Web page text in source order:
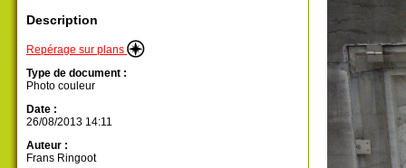
Description
Repérage sur plans
Type de document :
Photo couleur
Date :
26/08/2013 14:11
Auteur :
Frans Ringoot